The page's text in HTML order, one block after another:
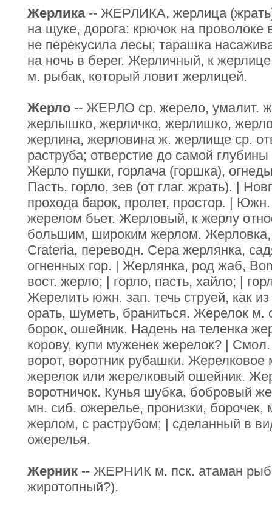
Жерлика-- ЖЕРЛИКА, жерлица
на щуке, дорога: крючок на
не перекусила лесы; тарашка
на ночь в берег. Жерличный, к
м. рыбак, который ловит жерлицей.
Жерло -- ЖЕРЛО ср. жерело, умалит.
жерлышко, жерличко, жерлишко,
жерлина, жерловина ж. жерлище ср.
раструба; отверстие до самой
Жерло пушки, горлача (горшка),
Пасть, горло, зев (от глаг. жрать). |
прохода барок, пролет, простор. |
жерелом бьет. Жерловый, к жерлу
большим, широким жерлом. Жерловка,
Crateria, переводн. Сера жерлянка,
огненных гор. | Жерлянка, род жаб,
вост. жерло; | горло, пасть, хайло; |
Жерелить южн. зап. течь струей, как
орать, шуметь, браниться. Жерелок м.
борок, ошейник. Надень на теленка
корову, купи муженек жерелок? |
ворот, воротник рубашки. Жерелковое
жерелок или жерелковый ошейник.
воротничок. Кунья шубка, бобровый
мн. сиб. ожерелье, пронизки,
жерлом, с раструбом; | сделанный в
ожерелья.
Жерник -- ЖЕРНИК м. пск. атаман
жиротопный?).